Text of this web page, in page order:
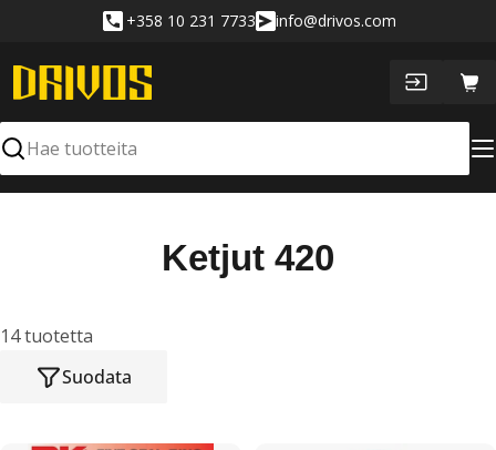
+358 10 231 7733 info@drivos.com
Hae
K
Ketjut 420
14 tuotetta
Suodata